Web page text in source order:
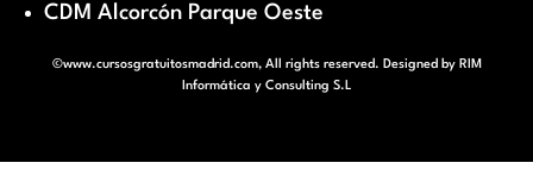
CDM Alcorcón Parque Oeste
©www.cursosgratuitosmadrid.com, All rights reserved. Designed by RIM
Informática y Consulting S.L